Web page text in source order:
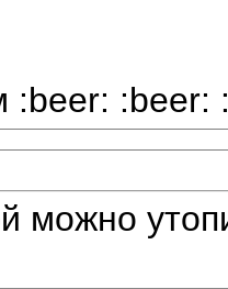
:beer: :beer:
можно